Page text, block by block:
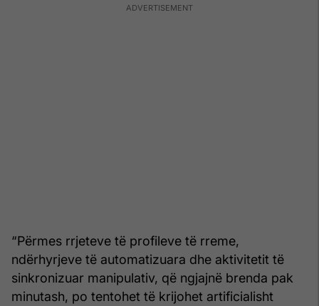
“Përmes rrjeteve të profileve të rreme,
ndërhyrjeve të automatizuara dhe aktivitetit të
sinkronizuar manipulativ, që ngjajnë brenda pak
minutash, po tentohet të krijohet artificialisht